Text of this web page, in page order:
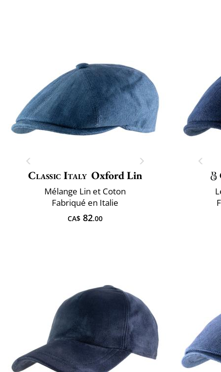
Classic Italy Oxford Lin
Mélange Lin et Coton
Fabriqué en Italie
CA$ 82.00